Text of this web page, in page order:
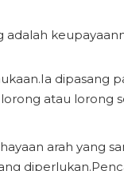
dipasang
atau lorong
arah yang